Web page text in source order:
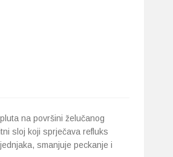
na površini želučanog
sloj koji sprječava refluks
smanjuje peckanje i